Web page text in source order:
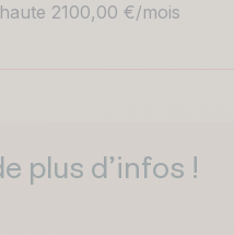
2100,00 €/mois
plus d’infos !